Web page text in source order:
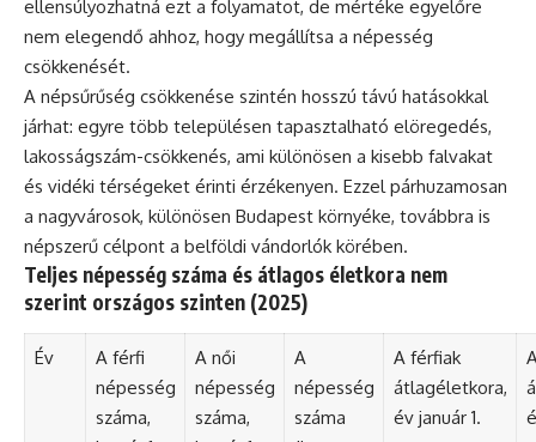
ellensúlyozhatná ezt a folyamatot, de mértéke egyelőre
nem elegendő ahhoz, hogy megállítsa a népesség
csökkenését.
A népsűrűség csökkenése szintén hosszú távú hatásokkal
járhat: egyre több településen tapasztalható elöregedés,
lakosságszám-csökkenés, ami különösen a kisebb falvakat
és vidéki térségeket érinti érzékenyen. Ezzel párhuzamosan
a nagyvárosok, különösen Budapest környéke, továbbra is
népszerű célpont a belföldi vándorlók körében.
Teljes népesség száma és átlagos életkora nem
szerint országos szinten (2025)
Év
A férfi
népesség
száma,
A női
népesség
száma,
A
népesség
száma
A férfiak
átlagéletkora,
év január 1.